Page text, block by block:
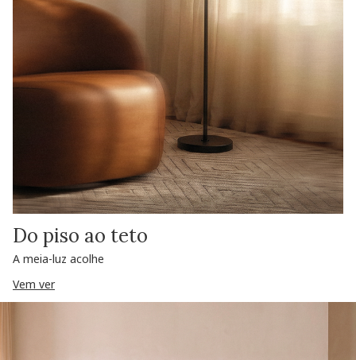
Do piso ao teto
A meia-luz acolhe
Vem ver